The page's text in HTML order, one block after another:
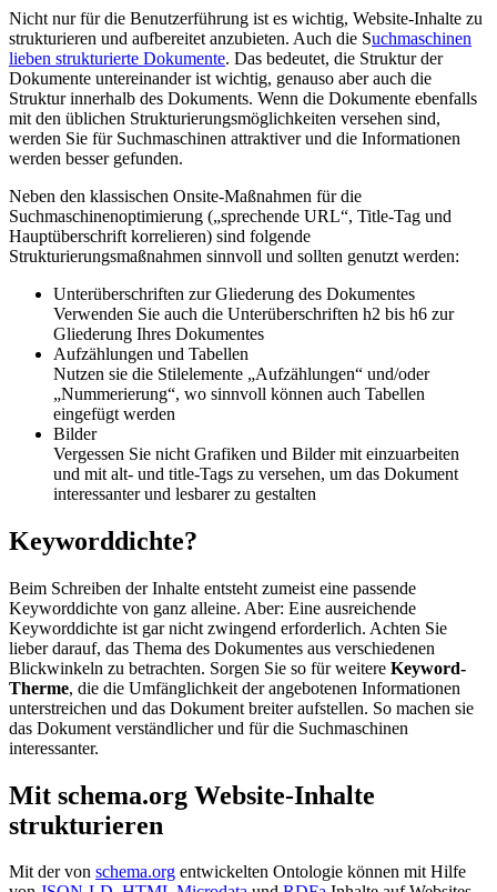
Nicht nur für die Benutzerführung ist es wichtig, Website-Inhalte zu
strukturieren und aufbereitet anzubieten. Auch die Suchmaschinen
lieben strukturierte Dokumente. Das bedeutet, die Struktur der
Dokumente untereinander ist wichtig, genauso aber auch die
Struktur innerhalb des Dokuments. Wenn die Dokumente ebenfalls
mit den üblichen Strukturierungsmöglichkeiten versehen sind,
werden Sie für Suchmaschinen attraktiver und die Informationen
werden besser gefunden.
Neben den klassischen Onsite-Maßnahmen für die
Suchmaschinenoptimierung („sprechende URL“, Title-Tag und
Hauptüberschrift korrelieren) sind folgende
Strukturierungsmaßnahmen sinnvoll und sollten genutzt werden:
Unterüberschriften zur Gliederung des Dokumentes
Verwenden Sie auch die Unterüberschriften h2 bis h6 zur
Gliederung Ihres Dokumentes
Aufzählungen und Tabellen
Nutzen sie die Stilelemente „Aufzählungen“ und/oder
„Nummerierung“, wo sinnvoll können auch Tabellen
eingefügt werden
Bilder
Vergessen Sie nicht Grafiken und Bilder mit einzuarbeiten
und mit alt- und title-Tags zu versehen, um das Dokument
interessanter und lesbarer zu gestalten
Keyworddichte?
Beim Schreiben der Inhalte entsteht zumeist eine passende
Keyworddichte von ganz alleine. Aber: Eine ausreichende
Keyworddichte ist gar nicht zwingend erforderlich. Achten Sie
lieber darauf, das Thema des Dokumentes aus verschiedenen
Blickwinkeln zu betrachten. Sorgen Sie so für weitere Keyword-
Therme, die die Umfänglichkeit der angebotenen Informationen
unterstreichen und das Dokument breiter aufstellen. So machen sie
das Dokument verständlicher und für die Suchmaschinen
interessanter.
Mit schema.org Website-Inhalte
strukturieren
Mit der von schema.org entwickelten Ontologie können mit Hilfe